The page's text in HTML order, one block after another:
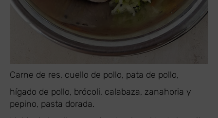
Carne de res, cuello de pollo, pata de pollo,
hígado de pollo, brócoli, calabaza, zanahoria y
pepino, pasta dorada.